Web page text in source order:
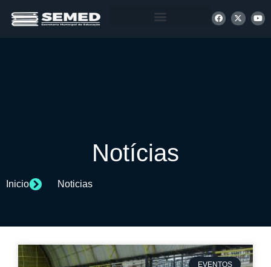
Notícias
Inicio Noticias
EVENTOS